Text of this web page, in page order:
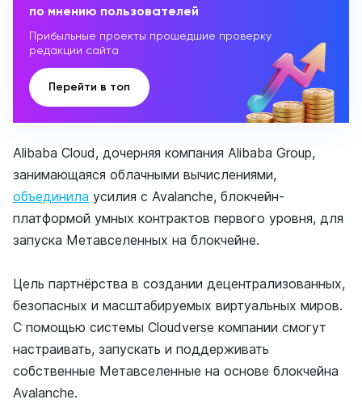
по мнению пользователей
Прибыльные проекты прошедшие проверку
редакции сайта
Перейти в топ
Alibaba Cloud, дочерняя компания Alibaba Group,
занимающаяся облачными вычислениями,
объединила усилия с Avalanche, блокчейн-
платформой умных контрактов первого уровня, для
запуска Метавселенных на блокчейне.
Цель партнёрства в создании децентрализованных,
безопасных и масштабируемых виртуальных миров.
С помощью системы Cloudverse компании смогут
настраивать, запускать и поддерживать
собственные Метавселенные на основе блокчейна
Avalanche.